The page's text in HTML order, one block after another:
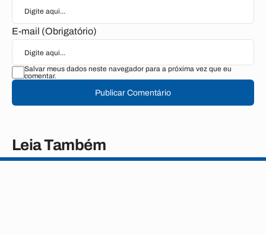
E-mail (Obrigatório)
Salvar meus dados neste navegador para a próxima vez que eu
comentar.
Publicar Comentário
Leia Também